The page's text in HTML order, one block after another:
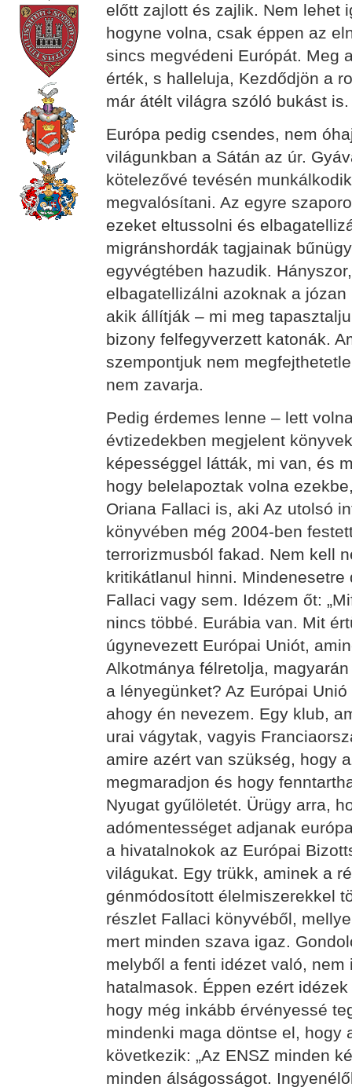
előtt zajlott és zajlik. Nem lehet
hogyne volna, csak éppen az
sincs megvédeni Európát. Meg
érték, s halleluja, Kezdődjön a
már átélt világra szóló bukást is.
Európa pedig csendes, nem
világunkban a Sátán az úr.
kötelezővé tevésén
megvalósítani. Az egyre
ezeket eltussolni és
migránshordák tagjainak
egyvégtében hazudik.
elbagatellizálni azoknak a
akik állítják – mi meg
bizony felfegyverzett katonák.
szempontjuk nem
nem zavarja.
Pedig érdemes lenne – lett
évtizedekben megjelent
képességgel látták, mi van, és
hogy belelapoztak volna
Oriana Fallaci is, aki Az utolsó
könyvében még 2004-ben
terrorizmusból fakad. Nem kell
kritikátlanul hinni.
Fallaci vagy sem. Idézem őt:
nincs többé. Eurábia van. Mit
úgynevezett Európai Uniót,
Alkotmánya félretolja,
a lényegünket? Az Európai
ahogy én nevezem. Egy klub,
urai vágytak, vagyis
amire azért van szükség, hogy
megmaradjon és hogy
Nyugat gyűlöletét. Ürügy arra,
adómentességet adjanak
a hivatalnokok az Európai
világukat. Egy trükk, aminek a
génmódosított élelmiszerekkel
részlet Fallaci könyvéből,
mert minden szava igaz.
melyből a fenti idézet való,
hatalmasok. Éppen ezért
hogy még inkább érvényessé
mindenki maga döntse el, hogy
következik: „Az ENSZ minden
minden álságosságot.